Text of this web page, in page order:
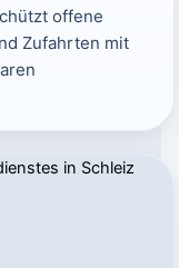
offene
Zufahrten mit